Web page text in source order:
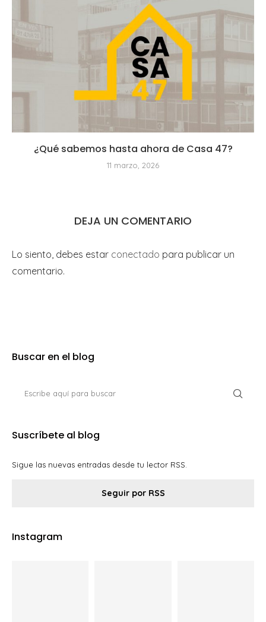
¿Qué sabemos hasta ahora de Casa 47?
11 marzo, 2026
DEJA UN COMENTARIO
Lo siento, debes estar conectado para publicar un
comentario.
Buscar en el blog
Suscríbete al blog
Sigue las nuevas entradas desde tu lector RSS.
Seguir por RSS
Instagram